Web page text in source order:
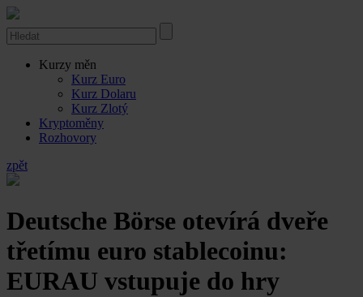
Kurzy měn
Kurz Euro
Kurz Dolaru
Kurz Zlotý
Kryptoměny
Rozhovory
zpět
Deutsche Börse otevírá dveře
třetímu euro stablecoinu:
EURAU vstupuje do hry